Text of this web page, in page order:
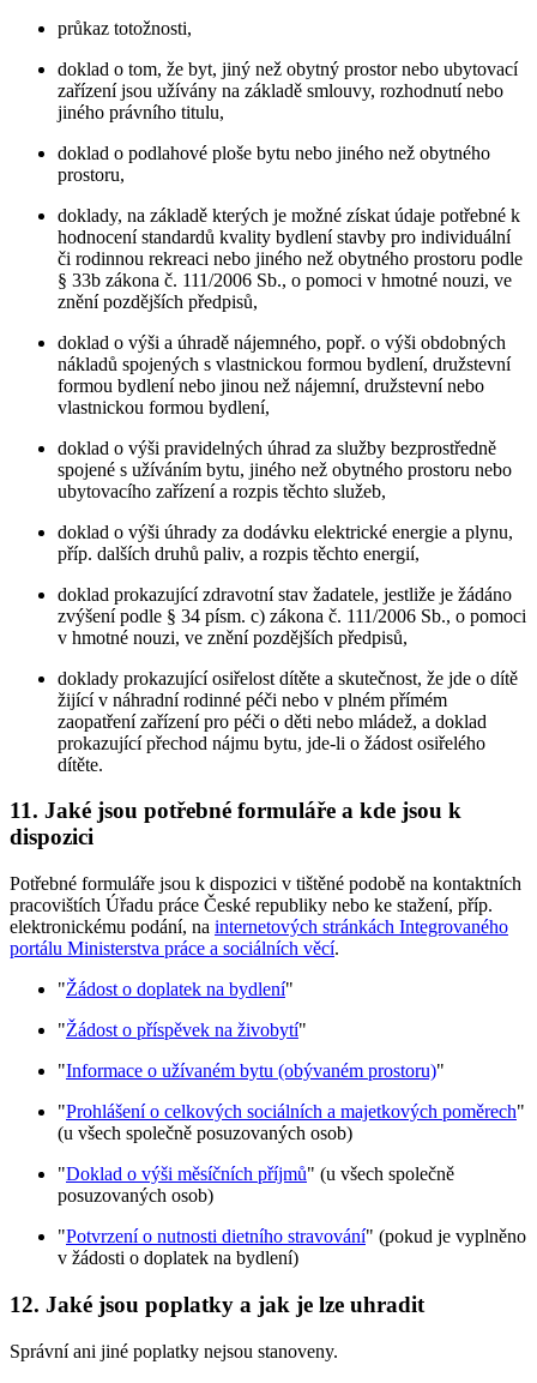
průkaz totožnosti,
doklad o tom, že byt, jiný než obytný prostor nebo ubytovací
zařízení jsou užívány na základě smlouvy, rozhodnutí nebo
jiného právního titulu,
doklad o podlahové ploše bytu nebo jiného než obytného
prostoru,
doklady, na základě kterých je možné získat údaje potřebné k
hodnocení standardů kvality bydlení stavby pro individuální
či rodinnou rekreaci nebo jiného než obytného prostoru podle
§ 33b zákona č. 111/2006 Sb., o pomoci v hmotné nouzi, ve
znění pozdějších předpisů,
doklad o výši a úhradě nájemného, popř. o výši obdobných
nákladů spojených s vlastnickou formou bydlení, družstevní
formou bydlení nebo jinou než nájemní, družstevní nebo
vlastnickou formou bydlení,
doklad o výši pravidelných úhrad za služby bezprostředně
spojené s užíváním bytu, jiného než obytného prostoru nebo
ubytovacího zařízení a rozpis těchto služeb,
doklad o výši úhrady za dodávku elektrické energie a plynu,
příp. dalších druhů paliv, a rozpis těchto energií,
doklad prokazující zdravotní stav žadatele, jestliže je žádáno
zvýšení podle § 34 písm. c) zákona č. 111/2006 Sb., o pomoci
v hmotné nouzi, ve znění pozdějších předpisů,
doklady prokazující osiřelost dítěte a skutečnost, že jde o dítě
žijící v náhradní rodinné péči nebo v plném přímém
zaopatření zařízení pro péči o děti nebo mládež, a doklad
prokazující přechod nájmu bytu, jde-li o žádost osiřelého
dítěte.
11. Jaké jsou potřebné formuláře a kde jsou k
dispozici
Potřebné formuláře jsou k dispozici v tištěné podobě na kontaktních
pracovištích Úřadu práce České republiky nebo ke stažení, příp.
elektronickému podání, na internetových stránkách Integrovaného
portálu Ministerstva práce a sociálních věcí.
"Žádost o doplatek na bydlení"
"Žádost o příspěvek na živobytí"
"Informace o užívaném bytu (obývaném prostoru)"
"Prohlášení o celkových sociálních a majetkových poměrech"
(u všech společně posuzovaných osob)
"Doklad o výši měsíčních příjmů" (u všech společně
posuzovaných osob)
"Potvrzení o nutnosti dietního stravování" (pokud je vyplněno
v žádosti o doplatek na bydlení)
12. Jaké jsou poplatky a jak je lze uhradit
Správní ani jiné poplatky nejsou stanoveny.